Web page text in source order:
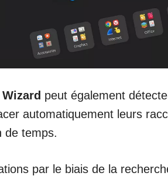
peut également
automatiquement leurs
de temps.
par le biais de la